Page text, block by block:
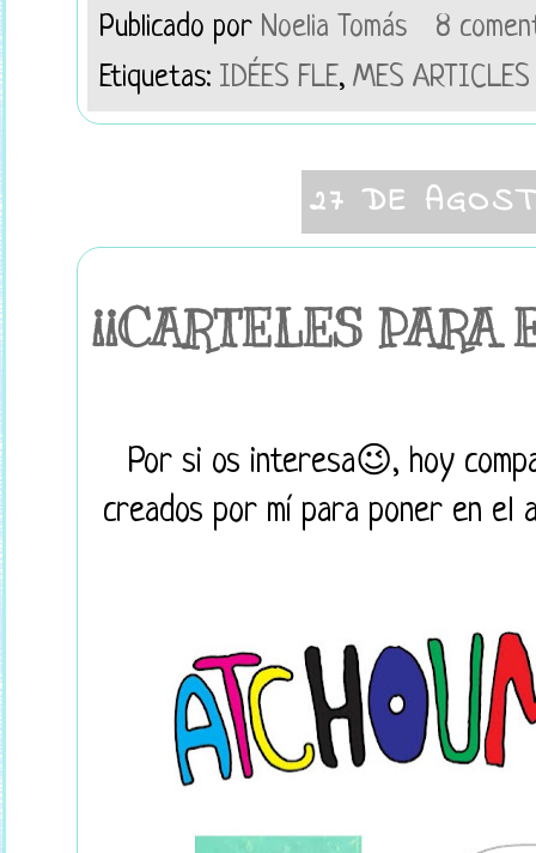
Publicado por Noelia Tomás
8
Etiquetas: IDÉES FLE, MES ARTICLES
27 DE
¡¡CARTELES
Por si os interesa😉, hoy
creados por mí para poner en el